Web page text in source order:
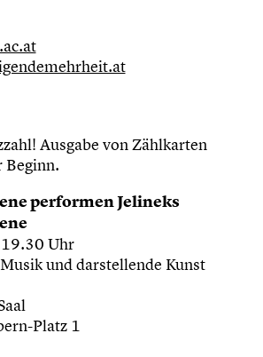
Ausgabe von Zählkarten
Beginn.
performen Jelineks
Uhr
und darstellende Kunst
Platz 1